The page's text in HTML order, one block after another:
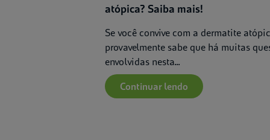
atópica? Saiba mais!
Se você convive com a dermatite
provavelmente sabe que há muitas
envolvidas nesta...
Continuar lendo